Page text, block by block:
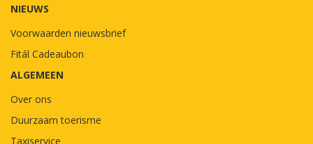
NIEUWS
Voorwaarden nieuwsbrief
Fitál Cadeaubon
ALGEMEEN
Over ons
Duurzaam toerisme
Taxiservice